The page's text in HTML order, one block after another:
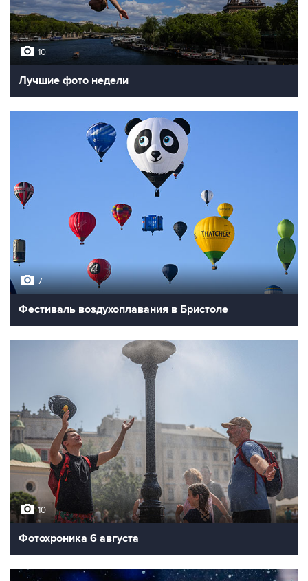
10
Лучшие фото недели
7
Фестиваль воздухоплавания в Бристоле
10
Фотохроника 6 августа